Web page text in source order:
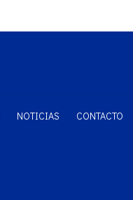
NOTICIAS CONTACTO